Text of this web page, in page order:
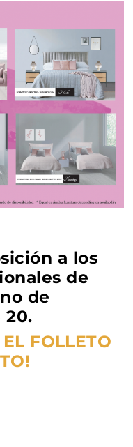
a los
de
de
20.
FOLLETO